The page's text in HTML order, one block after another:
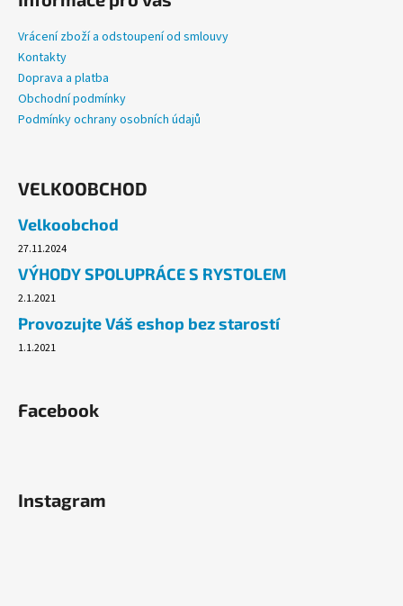
HLEDAT
D
o
p
u
u
j
e
m
e
TAŠKA
200KS/ROLE
BALENÉ
Vrácení zboží a odstoupení od smlouvy
Kontakty
Doprava a platba
Obchodní podmínky
Podmínky ochrany osobních údajů
VELKOOBCHOD
Velkoobchod
27.11.2024
VÝHODY SPOLUPRÁCE S RYSTOLEM
2.1.2021
Provozujte Váš eshop bez starostí
1.1.2021
Facebook
Instagram